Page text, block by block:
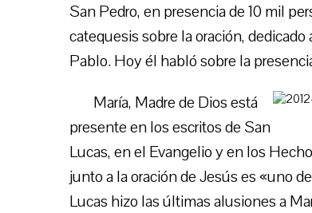
San Pedro, en presencia de 10 mil
catequesis sobre la oración,
Pablo. Hoy él habló sobre la
María, Madre de Dios está
presente en los escritos de San
Lucas, en el Evangelio y en los
junto a la oración de Jesús es «uno
Lucas hizo las últimas alusiones a